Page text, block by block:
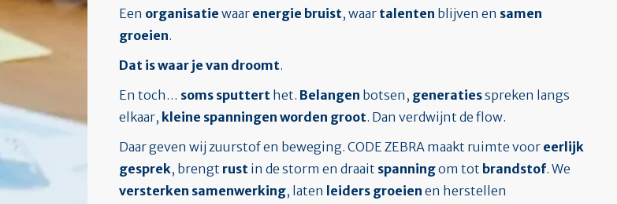
Een organisatie waar energie bruist, waar talenten blijven en samen
groeien.
Dat iswaar je van droomt.
En toch… soms sputtert het. Belangen botsen, generatiesspreken langs
elkaar, kleine spanningen worden groot. Dan verdwijnt de flow.
Daar geven wij zuurstof en beweging. CODE ZEBRA maakt ruimte voor eerlijk
gesprek, brengt rust in de storm en draait spanningom tot brandstof. We
versterken samenwerking, laten leiders groeien en herstellen